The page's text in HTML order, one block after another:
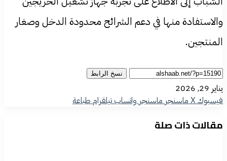
والاستفادة منها في دعم الشرائح محدودة الدخل وصغار
المنتجين.
نسخ الرابط
يناير 29, 2026
فيسبوك‫Xماسنجر ماسنجر واتسابتيلقرامطباعة
مقالات ذات صلة